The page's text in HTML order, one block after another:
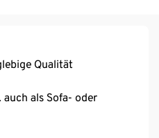
Qualität
auch als Sofa- oder